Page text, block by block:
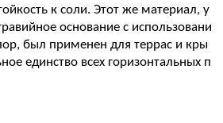
к соли. Этот же материал, у
основание с использовани
был применен для террас и кры
единство всех горизонтальных п